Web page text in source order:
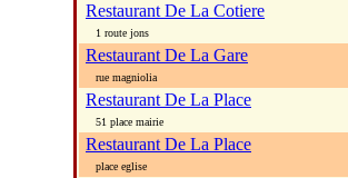
Restaurant De La Cotiere
1 route jons
Restaurant De La Gare
rue magniolia
Restaurant De La Place
51 place mairie
Restaurant De La Place
place eglise